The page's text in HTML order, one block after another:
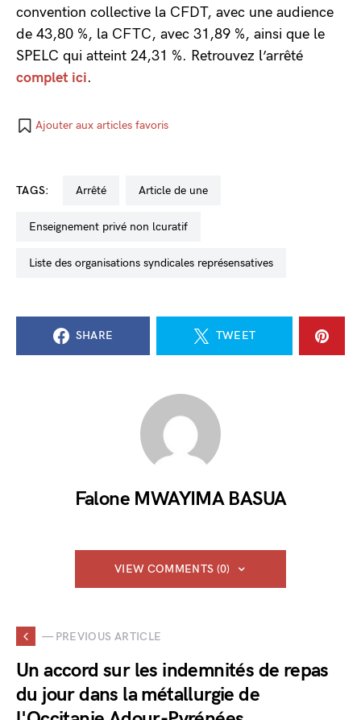
convention collective la CFDT, avec une audience
de 43,80 %, la CFTC, avec 31,89 %, ainsi que le
SPELC qui atteint 24,31 %. Retrouvez l’arrêté
complet ici.
Ajouter aux articles favoris
TAGS: arrêté Article de une
enseignement privé non lcuratif
liste des organisations syndicales représensatives
SHARE TWEET
Falone MWAYIMA BASUA
VIEW COMMENTS (0)
— PREVIOUS ARTICLE
Un accord sur les indemnités de repas
du jour dans la métallurgie de